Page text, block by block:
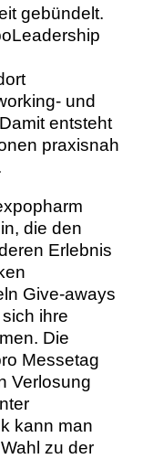
gebündelt.
und
entsteht
praxisnah
die den
Erlebnis
Give-aways
ihre
Die
Messetag
Verlosung
kann man
zu der